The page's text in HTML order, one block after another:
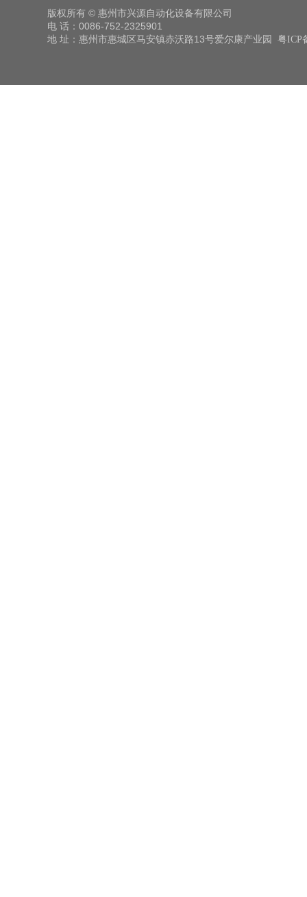
版权所有 © 惠州市兴源自动化设备有限公司
电 话：0086-752-2325901
地 址：惠州市惠城区马安镇赤沃路13号爱尔康产业园 粤ICP